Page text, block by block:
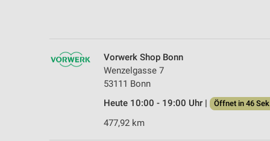
Vorwerk Shop Bonn
Wenzelgasse 7
53111 Bonn
Heute 10:00 - 19:00 Uhr |
Öffnet in 46
477,92 km
Notwendig